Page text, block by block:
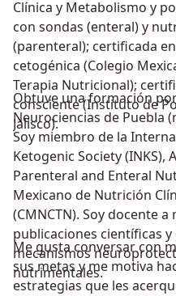
Clínica y Metabolismo y
con sondas (enteral) y
(parenteral); certificada
cetogénica (Colegio
Terapia Nutricional);
consciente (Instituto de
Jalisco).
Obtuve una formación
Neurociencias de Puebla
Soy miembro de la
Ketogenic Society (INKS),
Parenteral and Enteral
Mexicano de Nutrición
(CMNCTN). Soy docente
publicaciones científicas
mecanismos
nutrimentales.
Me gusta conversar con
sus metas y me motiva
estrategias que les